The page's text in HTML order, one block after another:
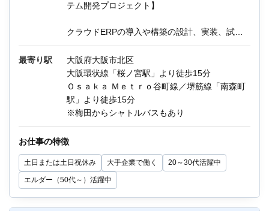
A：月20時間以内を想定しています。
A：業務に慣れてからは週1～2日の在宅勤務が可
テム開発プロジェクト】
クラウドERPの導入や構築の設計、実装、試験
等を担当頂きます。
《主な業務内容》
1. 現行調査、詳細設計
2. プログラム製造
3. テスト
言語：Java、PL/SQL、html、JavaScript
※OJTあり
最寄り駅
大阪府大阪市北区
大阪環状線「桜ノ宮駅」より徒歩15分
Ｏｓａｋａ Ｍｅｔｒｏ谷町線／堺筋線「南森町
駅」より徒歩15分
※梅田からシャトルバスもあり
お仕事の特徴
土日または土日祝休み 大手企業で働く 20～30代活躍中
エルダー（50代～）活躍中